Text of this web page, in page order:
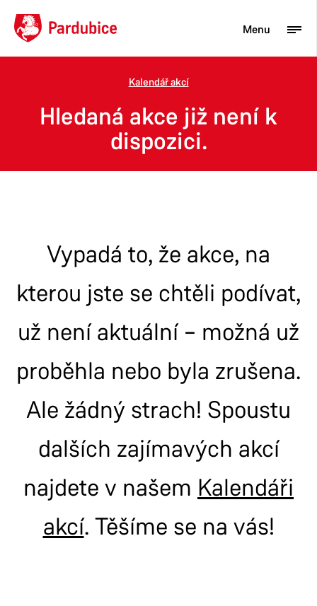
Turista
Aktuality
Kalendář akcí
Hledaná akce již není k
dispozici.
Vypadá to, že akce, na
kterou jste se chtěli podívat,
už není aktuální – možná už
proběhla nebo byla zrušena.
Ale žádný strach! Spoustu
dalších zajímavých akcí
najdete v našem Kalendáři
akcí. Těšíme se na vás!
Menu